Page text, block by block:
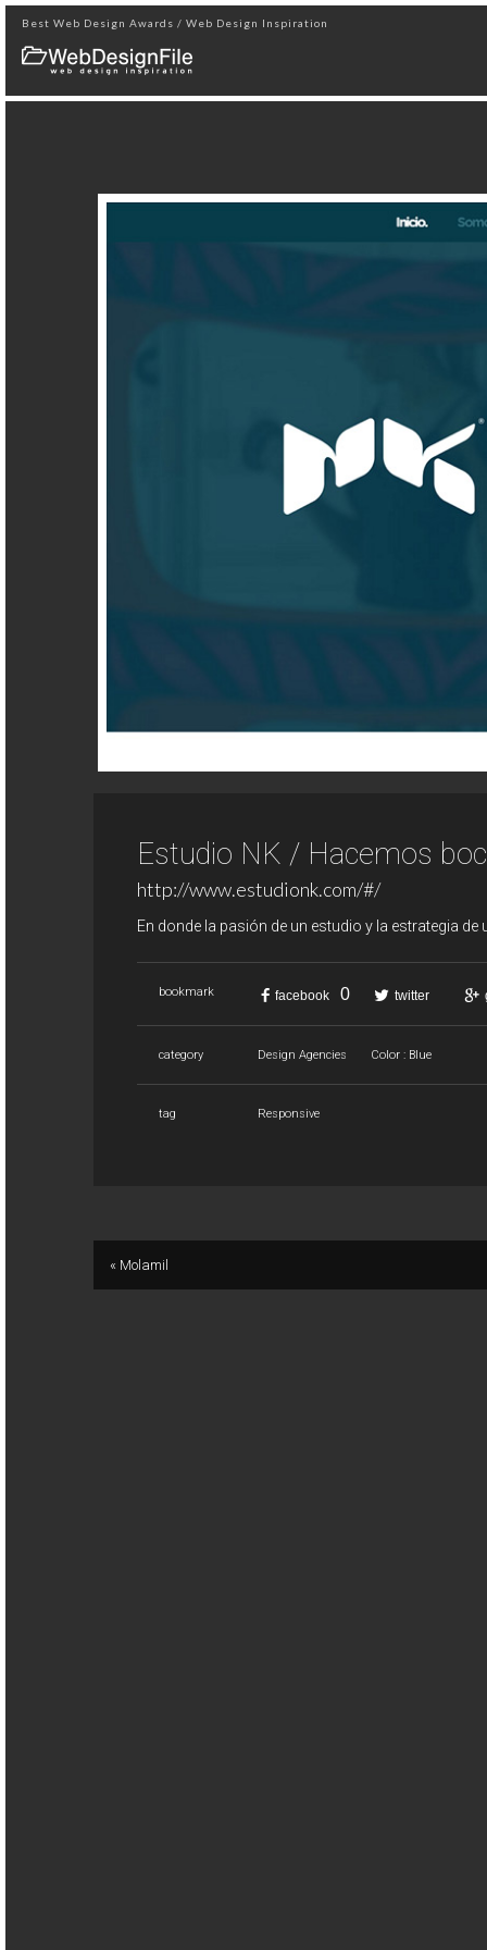
Best Web Design Awards / Web Design Inspiration
Estudio NK / Hacemos
http://www.estudionk.com/#/
En donde la pasión de un estudio y la estrategia
bookmark facebook 0 twitter
category Design Agencies Color : Blue
tag Responsive
« Molamil